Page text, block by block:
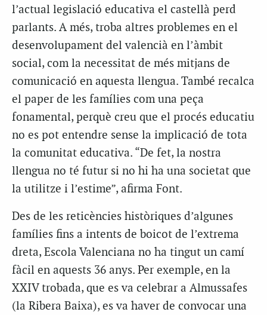
l’actual legislació educativa el castellà perd
parlants. A més, troba altres problemes en el
desenvolupament del valencià en l’àmbit
social, com la necessitat de més mitjans de
comunicació en aquesta llengua. També recalca
el paper de les famílies com una peça
fonamental, perquè creu que el procés educatiu
no es pot entendre sense la implicació de tota
la comunitat educativa. “De fet, la nostra
llengua no té futur si no hi ha una societat que
la utilitze i l’estime”, afirma Font.
Des de les reticències històriques d’algunes
famílies fins a intents de boicot de l’extrema
dreta, Escola Valenciana no ha tingut un camí
fàcil en aquests 36 anys. Per exemple, en la
XXIV trobada, que es va celebrar a Almussafes
(la Ribera Baixa), es va haver de convocar una